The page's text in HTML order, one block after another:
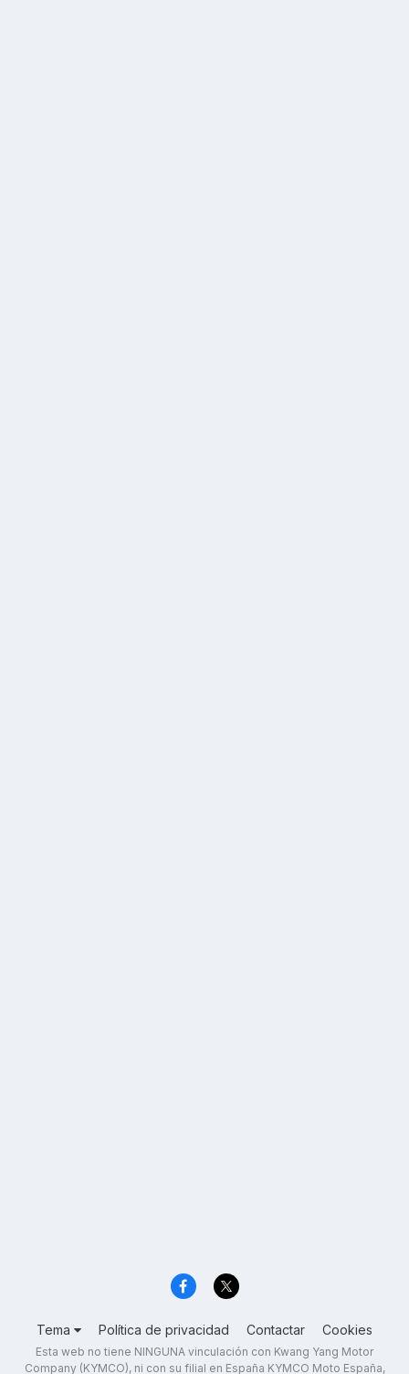
Tema Política de privacidad Contactar Cookies
Esta web no tiene NINGUNA vinculación con Kwang Yang Motor
Company (KYMCO), ni con su filial en España KYMCO Moto España,